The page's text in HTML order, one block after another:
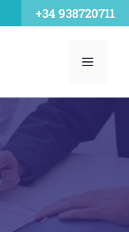
+34 938720711
MENÚ